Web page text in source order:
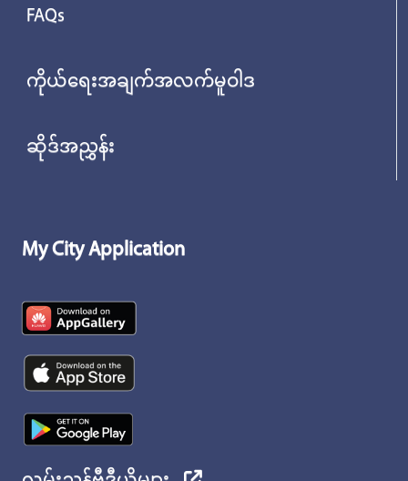
FAQs
ကိုယ်ရေးအချက်အလက်မူဝါဒ
ဆိုဒ်အညွှန်း
My City Application